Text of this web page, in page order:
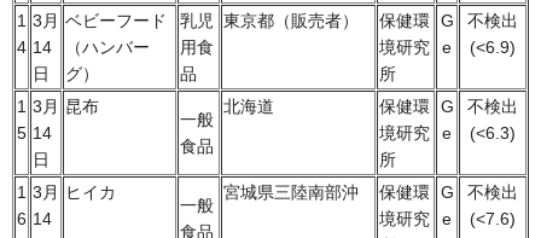
1
4
3月
14
日
ベビーフード
（ハンバー
グ）
乳児
用食
品
東京都（販売者）
保健環
境研究
所
G
e
不検出
(<6.9)
1
5
3月
14
日
昆布
一般
食品
北海道
保健環
境研究
所
G
e
不検出
(<6.3)
1
6
3月
14
ヒイカ
一般
食品
宮城県三陸南部沖
保健環
境研究
G
e
不検出
(<7.6)